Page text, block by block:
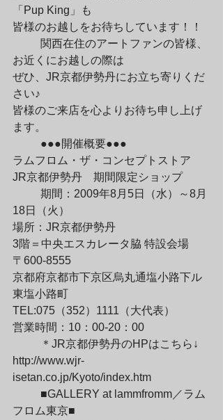
「Pup King」も
皆様のお越しをお待ちしています！！
お近くにお越しの際は
ぜひ、JR京都伊勢丹にお立ち寄りくだ
さい♪
皆様のご来店を心よりお待ち申し上げ
ます。
ラムフロム・ザ・コンセプトストア
JR京都伊勢丹　期間限定ショップ
18日（火）
場所：JR京都伊勢丹
3階＝中央エスカレータ脇 特設会場
〒600-8555
京都府京都市下京区烏丸通塩小路下ル
東塩小路町
TEL:075（352）1111（大代表）
営業時間：10：00-20：00
http://www.wjr-
isetan.co.jp/Kyoto/index.htm
フロム東京■